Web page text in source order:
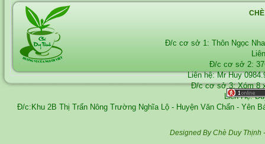
Đ/c cơ sở 1: Thôn Ngọc
Đ/c cơ sở 2:
Liên hệ: Mr Huy
Đ/c cơ sở 3: Xóm 8
Liên Hệ:
Đ/c:Khu 2B Thị Trấn Nông Trường Nghĩa Lộ - Huyện Văn Chấn - Yên
Designed By Chè Duy Thịnh -